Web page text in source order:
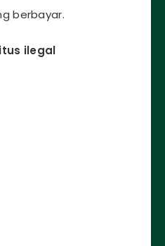
berbayar.
ilegal